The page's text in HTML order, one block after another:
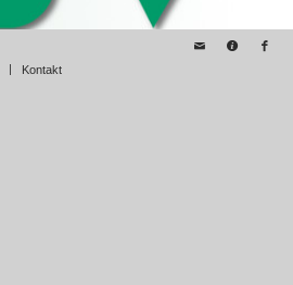
Kontakt